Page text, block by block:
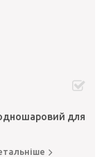
для